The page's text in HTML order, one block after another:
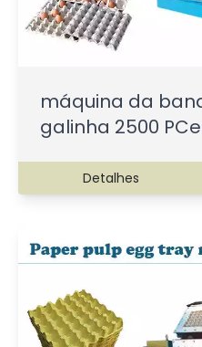
máquina da
galinha 2500
Detalhes